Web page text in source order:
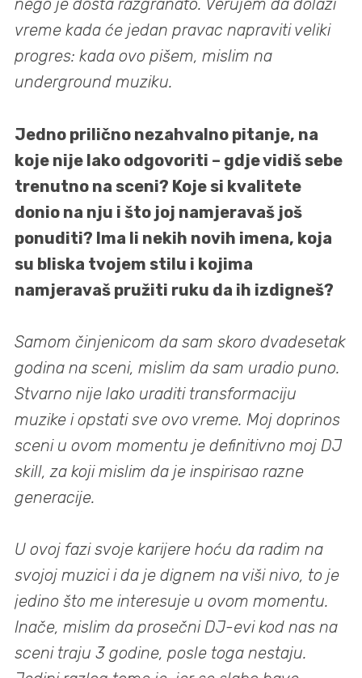
nego je dosta razgranato. Verujem da dolazi
vreme kada će jedan pravac napraviti veliki
progres: kada ovo pišem, mislim na
underground muziku.
Jedno prilično nezahvalno pitanje, na
koje nije lako odgovoriti – gdje vidiš sebe
trenutno na sceni? Koje si kvalitete
donio na nju i što joj namjeravaš još
ponuditi? Ima li nekih novih imena, koja
su bliska tvojem stilu i kojima
namjeravaš pružiti ruku da ih izdigneš?
Samom činjenicom da sam skoro dvadesetak
godina na sceni, mislim da sam uradio puno.
Stvarno nije lako uraditi transformaciju
muzike i opstati sve ovo vreme. Moj doprinos
sceni u ovom momentu je definitivno moj DJ
skill, za koji mislim da je inspirisao razne
generacije.
U ovoj fazi svoje karijere hoću da radim na
svojoj muzici i da je dignem na viši nivo, to je
jedino što me interesuje u ovom momentu.
Inače, mislim da prosečni DJ-evi kod nas na
sceni traju 3 godine, posle toga nestaju.